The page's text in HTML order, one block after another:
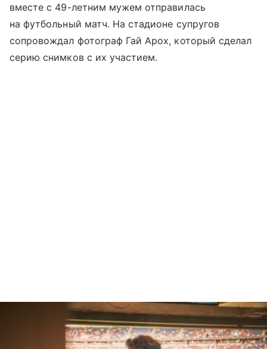
вместе с 49-летним мужем отправилась
на футбольный матч. На стадионе супругов
сопровождал фотограф Гай Арох, который сделал
серию снимков с их участием.